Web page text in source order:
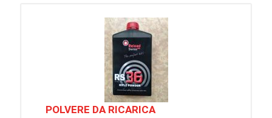
POLVERE DA RICARICA